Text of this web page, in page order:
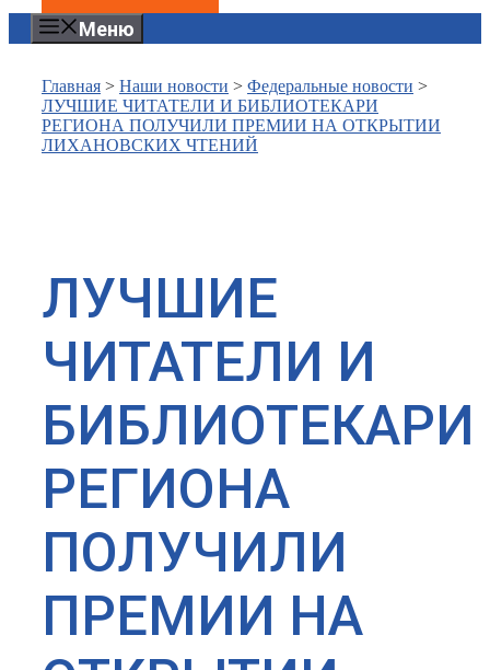
Меню
Главная > Наши новости > Федеральные новости >
ЛУЧШИЕ ЧИТАТЕЛИ И БИБЛИОТЕКАРИ
РЕГИОНА ПОЛУЧИЛИ ПРЕМИИ НА ОТКРЫТИИ
ЛИХАНОВСКИХ ЧТЕНИЙ
ЛУЧШИЕ
ЧИТАТЕЛИ И
БИБЛИОТЕКАРИ
РЕГИОНА
ПОЛУЧИЛИ
ПРЕМИИ НА